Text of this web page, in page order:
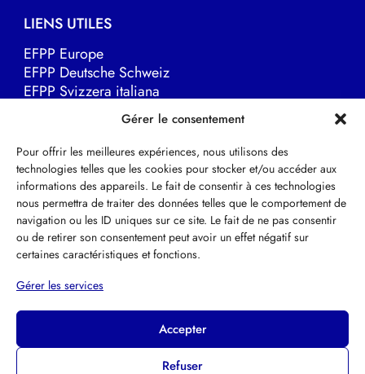
Gérer le consentement
Pour offrir les meilleures expériences, nous utilisons des
technologies telles que les cookies pour stocker et/ou accéder aux
informations des appareils. Le fait de consentir à ces technologies
nous permettra de traiter des données telles que le comportement de
navigation ou les ID uniques sur ce site. Le fait de ne pas consentir
ou de retirer son consentement peut avoir un effet négatif sur
certaines caractéristiques et fonctions.
Gérer les services
Accepter
Refuser
LIENS UTILES
EFPP Europe
EFPP Deutsche Schweiz
EFPP Svizzera italiana
Psychothérapie Psychanalytique
DOCUMENTS
Statuts
Règlement section adultes
Règlement section enfants et adolescents
Argumentaire